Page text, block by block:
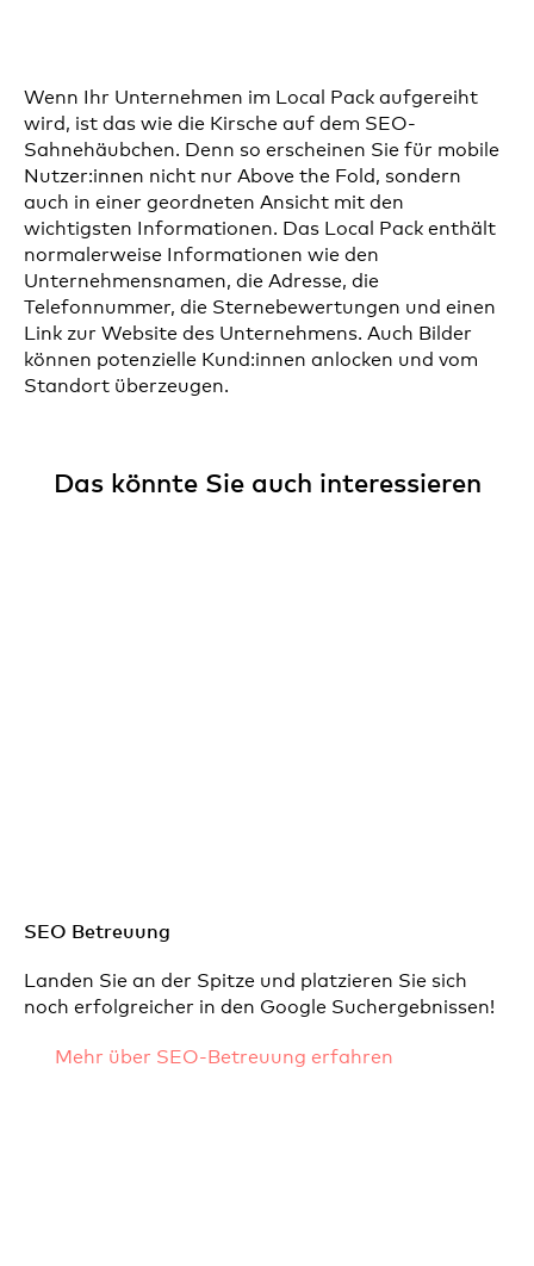
Wenn Ihr Unternehmen im Local Pack aufgereiht
wird, ist das wie die Kirsche auf dem SEO-
Sahnehäubchen. Denn so erscheinen Sie für mobile
Nutzer:innen nicht nur Above the Fold, sondern
auch in einer geordneten Ansicht mit den
wichtigsten Informationen. Das Local Pack enthält
normalerweise Informationen wie den
Unternehmensnamen, die Adresse, die
Telefonnummer, die Sternebewertungen und einen
Link zur Website des Unternehmens. Auch Bilder
können potenzielle Kund:innen anlocken und vom
Standort überzeugen.
Das könnte Sie auch interessieren
SEO Betreuung
Landen Sie an der Spitze und platzieren Sie sich
noch erfolgreicher in den Google Suchergebnissen!
Mehr über SEO-Betreuung erfahren